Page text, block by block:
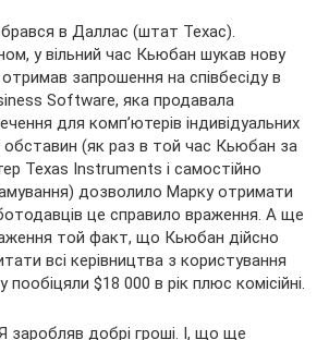
в Даллас (штат Техас).
у вільний час Кьюбан шукав нову
запрошення на співбесіду в
Software, яка продавала
для комп’ютерів індивідуальних
обставин (як раз в той час Кьюбан за
Texas Instruments і самостійно
дозволило Марку отримати
це справило враження. А ще
той факт, що Кьюбан дійсно
всі керівництва з користування
$18 000 в рік плюс комісійні.
заробляв добрі гроші. І, що ще